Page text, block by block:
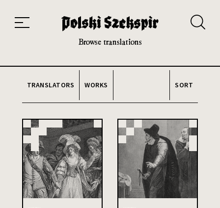
20th and 21st century module
Browse translations
TRANSLATORS WORKS SORT